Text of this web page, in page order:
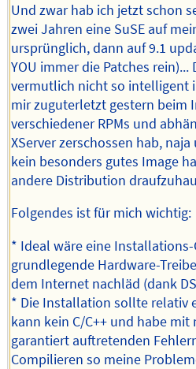
Und zwar hab ich jetzt schon
zwei Jahren eine SuSE auf
ursprünglich, dann auf 9.1
YOU immer die Patches rein)...
vermutlich nicht so intelligent
mir zuguterletzt gestern beim
verschiedener RPMs und
XServer zerschossen hab,
kein besonders gutes Image
andere Distribution
Folgendes ist für mich wichtig:
* Ideal wäre eine Installations-
grundlegende Hardware-
dem Internet nachläd (dank
* Die Installation sollte relativ
kann kein C/C++ und habe mit
garantiert auftretenden
Compilieren so meine